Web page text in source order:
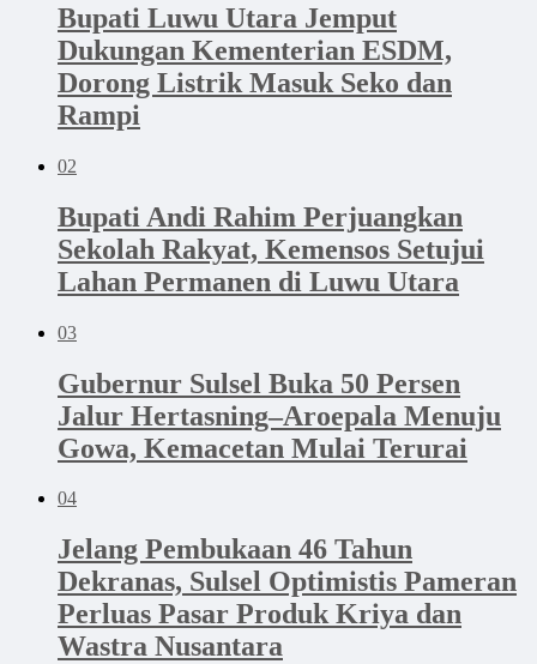
Bupati Luwu Utara Jemput
Dukungan Kementerian ESDM,
Dorong Listrik Masuk Seko dan
Rampi
02
Bupati Andi Rahim Perjuangkan
Sekolah Rakyat, Kemensos Setujui
Lahan Permanen di Luwu Utara
03
Gubernur Sulsel Buka 50 Persen
Jalur Hertasning–Aroepala Menuju
Gowa, Kemacetan Mulai Terurai
04
Jelang Pembukaan 46 Tahun
Dekranas, Sulsel Optimistis Pameran
Perluas Pasar Produk Kriya dan
Wastra Nusantara